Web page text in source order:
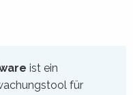
ist ein
für